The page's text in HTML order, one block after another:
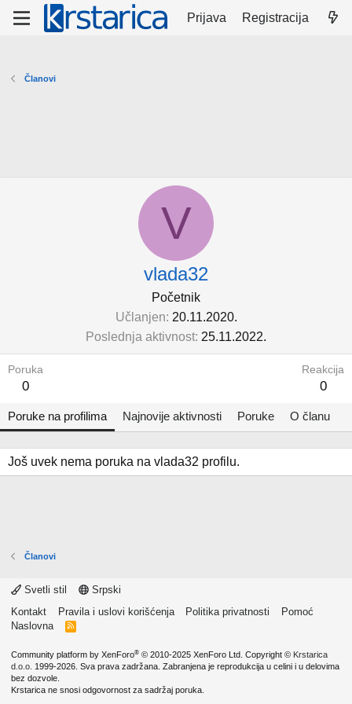
Prijava Registracija
Članovi
V
vlada32
Početnik
Učlanjen 20.11.2020.
Poslednja aktivnost 25.11.2022.
Poruka
0
Reakcija
0
Poruke na profilima Najnovije aktivnosti Poruke O članu
Još uvek nema poruka na vlada32 profilu.
Članovi
Svetli stil
Srpski
Kontakt
Pravila i uslovi korišćenja Politika privatnosti
Pomoć
Naslovna
R
Community platform by XenForo® © 2010-2025 XenForo Ltd. Copyright © Krstarica
d.o.o. 1999-2026. Sva prava zadržana. Zabranjena je reprodukcija u celini i u delovima
bez dozvole.
Krstarica ne snosi odgovornost za sadržaj poruka.